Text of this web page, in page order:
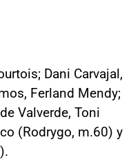
Dani Carvajal,
Ferland Mendy;
Valverde, Toni
(Rodrygo, m.60) y